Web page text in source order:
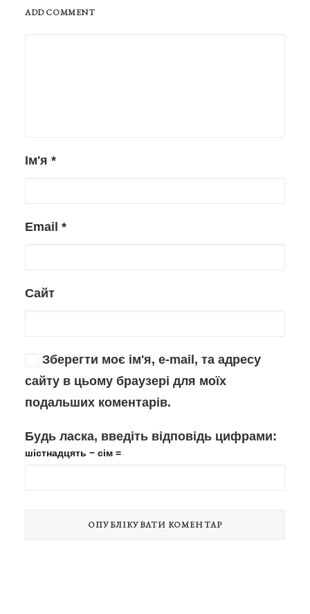
ADD COMMENT
Ім'я *
Email *
Сайт
Зберегти моє ім'я, e-mail, та адресу
сайту в цьому браузері для моїх
подальших коментарів.
Будь ласка, введіть відповідь цифрами:
шістнадцять − сім =